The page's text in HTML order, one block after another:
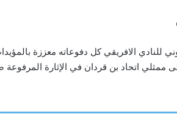
للنادي الافريقي كل دفوعاته معززة
ممثلي اتحاد بن قردان في الإثارة المرفوعة